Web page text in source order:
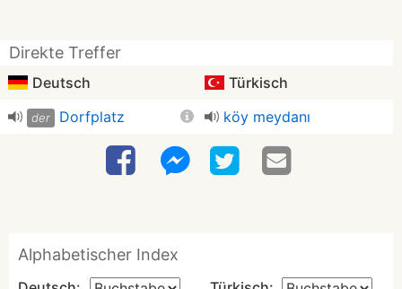
Direkte Treffer
Deutsch Türkisch
der Dorfplatz köy meydanı
Alphabetischer Index